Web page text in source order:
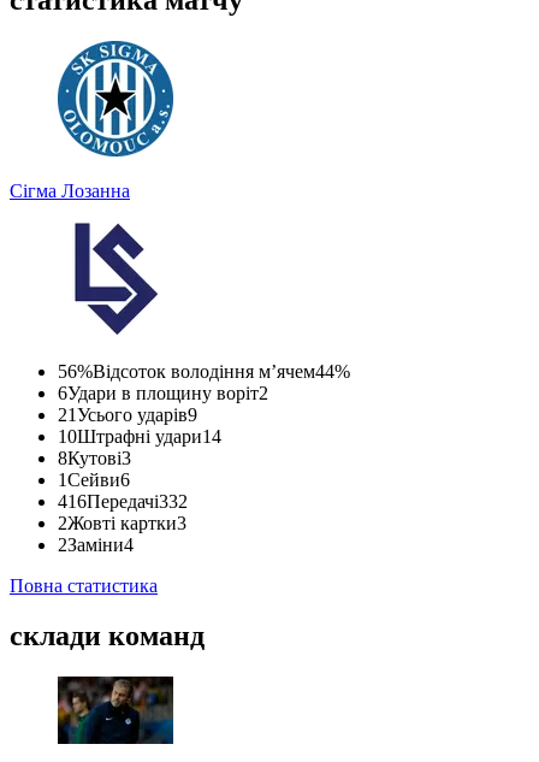
Сігма Лозанна
56%Відсоток володіння м’ячем44%
6Удари в площину воріт2
21Усього ударів9
10Штрафні удари14
8Кутові3
1Сейви6
416Передачі332
2Жовті картки3
2Заміни4
Повна статистика
склади команд